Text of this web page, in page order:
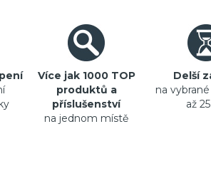
Více jak 1000 TOP
produktů a
příslušenství
na jednom místě
Delší
na
až